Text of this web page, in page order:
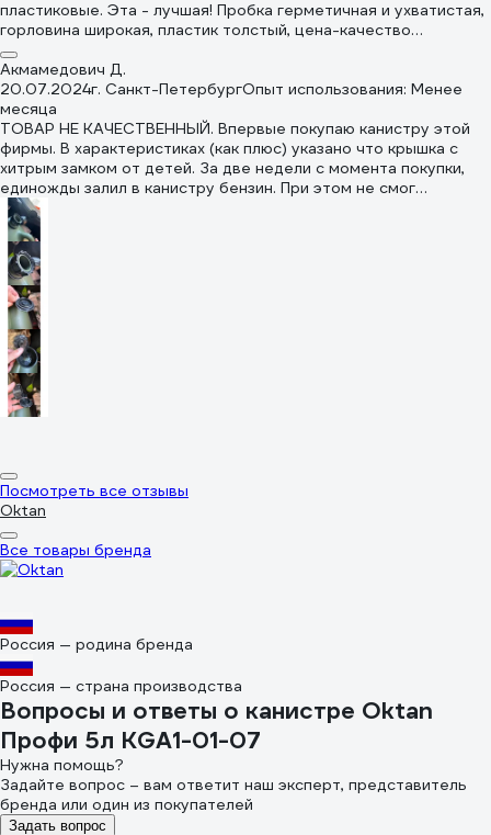
пластиковые. Эта - лучшая! Пробка герметичная и ухватистая,
горловина широкая, пластик толстый, цена-качество
отличное! Особенно пробка порадовала - действительно
герметичная. Хлипкая гофра в комплекте - мелочь. Если
воронки нет - спасёт, а если хозяйство большое, то и воронки
нормальные есть. Всячески рекомендую! Если раздует,
схлопнет или ещё что - не поленюсь, напишу.
Акмамедович Д.
20.07.2024г. Санкт-ПетербургОпыт использования: Менее
месяца
ТОВАР НЕ КАЧЕСТВЕННЫЙ. Впервые покупаю канистру этой
фирмы. В характеристиках (как плюс) указано что крышка с
хитрым замком от детей. За две недели с момента покупки,
единожды залил в канистру бензин. При этом не смог
закрутить до упора крышку, она просто в какой-то момент
начинала прокручиваться. Стал разбираться и выяснилось что
крышка у канистры с хваленым замком была с дефектом,
вернее элементарно сломана. Хорошо что выявил дефект. А
так бы в машине протекла бы и был бы обеспечен стойкий
запах бензина. При переливании из этой канистры залитого
бензина, выяснилось что прилично течет стык горловины с
лейкой, хоть я и подрезал отливку у лейки и подматывал на
резьбу уплотнитель. В гарантийном обращении отказано, так
как сегодня 15 день с момента покупки. Категорически НЕ
РЕКОМЕНДУЮ К ПОКУПКЕ этот товар.
Посмотреть все отзывы
Oktan
Все товары бренда
Россия — родина бренда
Россия — страна производства
Вопросы и ответы о канистре Oktan
Профи 5л KGA1-01-07
Нужна помощь?
Задайте вопрос – вам ответит наш эксперт, представитель
бренда или один из покупателей
Задать вопрос